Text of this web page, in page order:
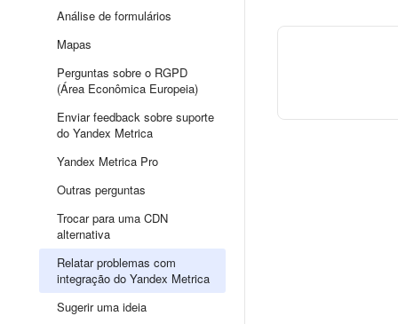
Análise de formulários
Mapas
Perguntas sobre o RGPD
(Área Econômica Europeia)
Enviar feedback sobre suporte
do Yandex Metrica
Yandex Metrica Pro
Outras perguntas
Trocar para uma CDN
alternativa
Relatar problemas com
integração do Yandex Metrica
Sugerir uma ideia